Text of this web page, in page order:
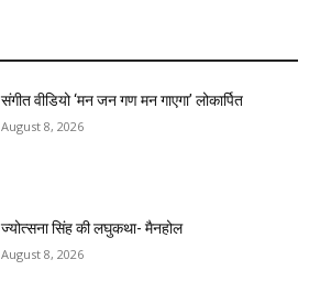
संगीत वीडियो ‘मन जन गण मन गाएगा’ लोकार्पित
August 8, 2026
ज्योत्सना सिंह की लघुकथा- मैनहोल
August 8, 2026